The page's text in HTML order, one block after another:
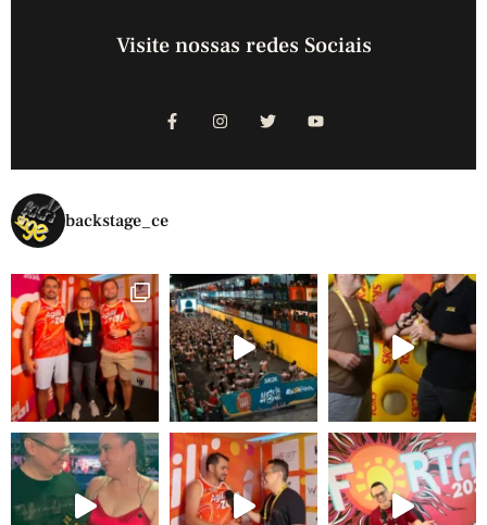
Visite nossas redes Sociais
backstage_ce